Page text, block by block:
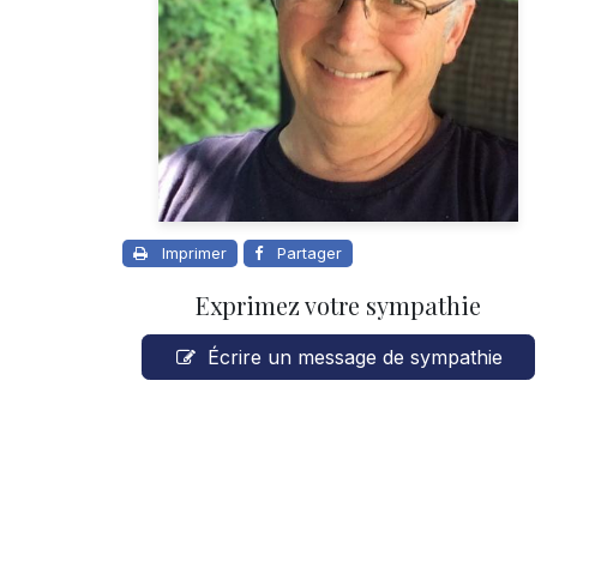
Imprimer Partager
Exprimez votre sympathie
Écrire un message de sympathie